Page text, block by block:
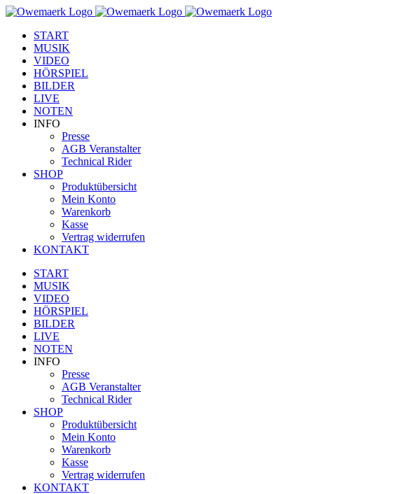
Zum
springen
Facebook
YouTube
Instagram
START
MUSIK
VIDEO
HÖRSPIEL
BILDER
LIVE
NOTEN
INFO
Presse
AGB Veranstalter
Technical Rider
SHOP
Produktübersicht
Mein Konto
Warenkorb
Kasse
Vertrag widerrufen
KONTAKT
START
MUSIK
VIDEO
HÖRSPIEL
BILDER
LIVE
NOTEN
INFO
Presse
AGB Veranstalter
Technical Rider
SHOP
Produktübersicht
Mein Konto
Warenkorb
Kasse
Vertrag widerrufen
KONTAKT